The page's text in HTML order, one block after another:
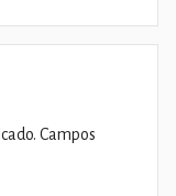
Campos